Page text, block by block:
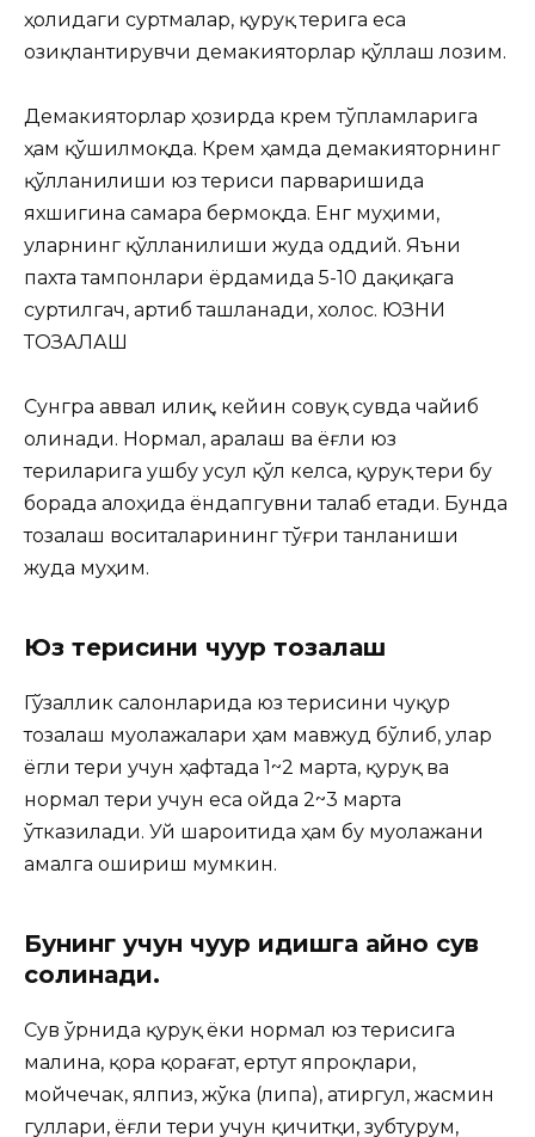
ҳолидаги суртмалар, қуруқ терига еса
озиқлантирувчи демакияторлар қўллаш лозим.
Демакияторлар ҳозирда крем тўпламларига
ҳам қўшилмоқда. Крем ҳамда демакияторнинг
қўлланилиши юз териси парваришида
яхшигина самара бермоқда. Енг муҳими,
уларнинг қўлланилиши жуда оддий. Яъни
пахта тампонлари ёрдамида 5-10 дақиқага
суртилгач, артиб ташланади, холос. ЮЗНИ
ТОЗАЛАШ
Сунгра аввал илиқ, кейин совуқ сувда чайиб
олинади. Нормал, аралаш ва ёғли юз
териларига ушбу усул қўл келса, қуруқ тери бу
борада алоҳида ёндапгувни талаб етади. Бунда
тозалаш воситаларининг тўғри танланиши
жуда муҳим.
Юз терисини чуқур тозалаш
Гўзаллик салонларида юз терисини чуқур
тозалаш муолажалари ҳам мавжуд бўлиб, улар
ёгли тери учун ҳафтада 1~2 марта, қуруқ ва
нормал тери учун еса ойда 2~3 марта
ўтказилади. Уй шароитида ҳам бу муолажани
амалга ошириш мумкин.
Бунинг учун чуқур идишга қайноқ сув
солинади.
Сув ўрнида қуруқ ёки нормал юз терисига
малина, қора қорағат, ертут япроқлари,
мойчечак, ялпиз, жўка (липа), атиргул, жасмин
гуллари, ёғли тери учун қичитқи, зубтурум,